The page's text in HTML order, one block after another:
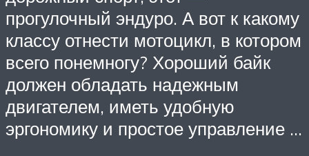
прогулочный эндуро. А вот к какому
классу отнести мотоцикл, в котором
всего понемногу? Хороший байк
должен обладать надежным
двигателем, иметь удобную
эргономику и простое управление …